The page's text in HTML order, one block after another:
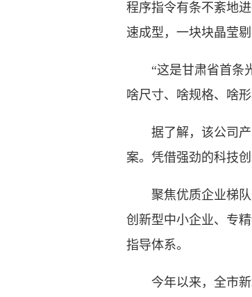
程序指令有条不紊地
速成型，一块块晶莹
“这是甘肃省首条光
啥尺寸、啥规格、啥
据了解，该公司产
案。凭借强劲的科技
聚焦优质企业梯队
创新型中小企业、专
指导体系。
今年以来，全市新